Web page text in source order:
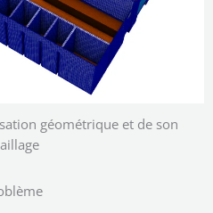
géométrique et de son